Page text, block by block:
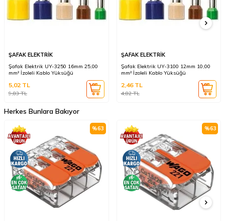
ŞAFAK ELEKTRİK
Şafak Elektrik UY-3250 16mm 25,00
mm² İzoleli Kablo Yüksüğü
9,83TL
5,02 TL
ŞAFAK ELEKTRİK
Şafak Elektrik UY-3100 12mm 10,00
mm² İzoleli Kablo Yüksüğü
4,82TL
2,46TL
Herkes Bunlara Bakıyor
%63 %63